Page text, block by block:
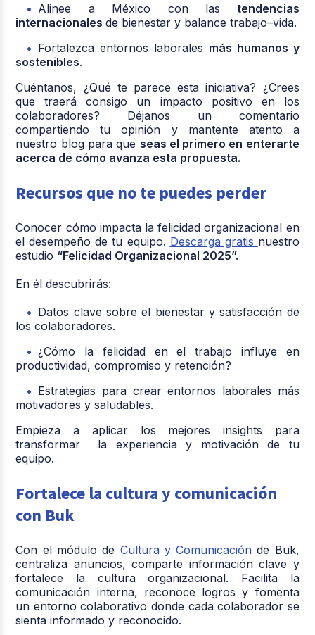
Alinee a México con las tendencias
internacionalesde bienestar y balance trabajo–vida.
Fortalezca entornos laborales más humanos y
sostenibles.
Cuéntanos, ¿Qué te parece esta iniciativa? ¿Crees
que traerá consigo un impacto positivo en los
colaboradores? Déjanos un comentario
compartiendo tu opinión y mantente atento a
nuestro blog para que seas el primero en enterarte
acerca de cómo avanza esta propuesta.
Recursos que no te puedes perder
Conocer cómo impacta la felicidad organizacional en
el desempeño de tu equipo. Descarga gratis nuestro
estudio “Felicidad Organizacional 2025”.
En él descubrirás:
Datos clave sobre el bienestar y satisfacción de
los colaboradores.
¿Cómo la felicidad en el trabajo influye en
productividad, compromiso y retención?
Estrategias para crear entornos laborales más
motivadores y saludables.
Empieza a aplicar los mejores insights para
transformar la experiencia y motivación de tu
equipo.
Fortalece la cultura y comunicación
con Buk
Con el módulo de Cultura y Comunicación de Buk,
centraliza anuncios, comparte información clave y
fortalece la cultura organizacional. Facilita la
comunicación interna, reconoce logros y fomenta
un entorno colaborativo donde cada colaborador se
sienta informado y reconocido.